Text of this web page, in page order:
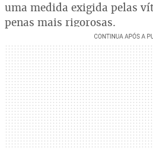
uma medida exigida pelas
penas mais rigorosas.